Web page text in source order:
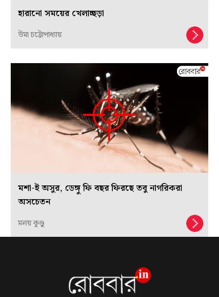
হারানো সময়ের খেলাচ্ছড়া
উমা চট্টোপাধ্যায়
মশা-ই অসুর, ডেঙ্গু ফি বছর ফিরছে তবু নাগরিকরা
অসচেতন
মলয় কুণ্ডু